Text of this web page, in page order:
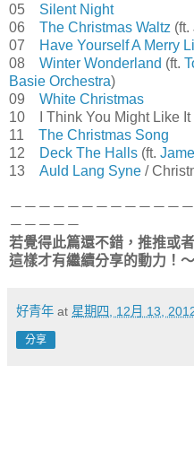
05 Silent Night
06 The Christmas Waltz (ft.
07
Have Yourself A Merry
08 Winter Wonderland (ft.
Basie Orchestra)
09 White Christmas
10 I Think You Might Like It
11 The Christmas Song
12
Deck The Halls (ft.
13 Auld Lang Syne /
－－－－－－－－－－－－
－－－－－
若覺得此篇還不錯，推推或
這樣才有繼續分享的動力！
好青年 at 星期四, 12月 13,
分享